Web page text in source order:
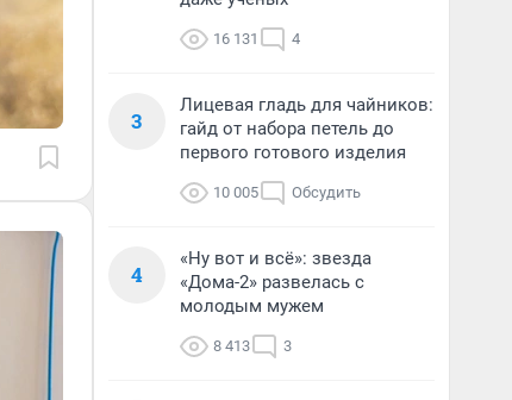
16 131 4
3
Лицевая гладь для чайников:
гайд от набора петель до
первого готового изделия
10 005 Обсудить
4
«Ну вот и всё»: звезда
«Дома-2» развелась с
молодым мужем
8 413 3